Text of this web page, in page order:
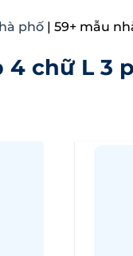
phố | 59+ mẫu
4 chữ L 3